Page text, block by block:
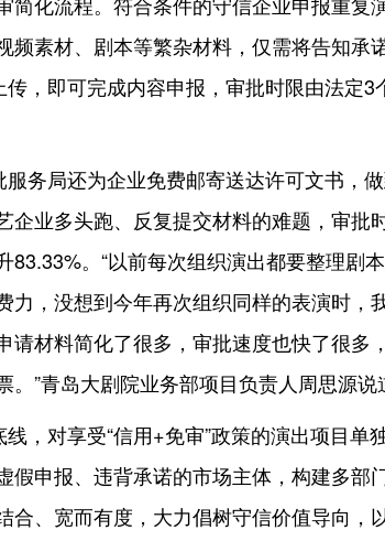
频素材、剧本等繁杂材料，仅需将告知承
，即可完成内容申报，审批时限由法定3
务局还为企业免费邮寄送达许可文书，
企业多头跑、反复提交材料的难题，审批
83.33%。“以前每次组织演出都要整理剧
力，没想到今年再次组织同样的表演时，
请材料简化了很多，审批速度也快了很多
”青岛大剧院业务部项目负责人周思源说
，对享受“信用+免审”政策的演出项目单
假申报、违背承诺的市场主体，构建多部
合、宽而有度，大力倡树守信价值导向，